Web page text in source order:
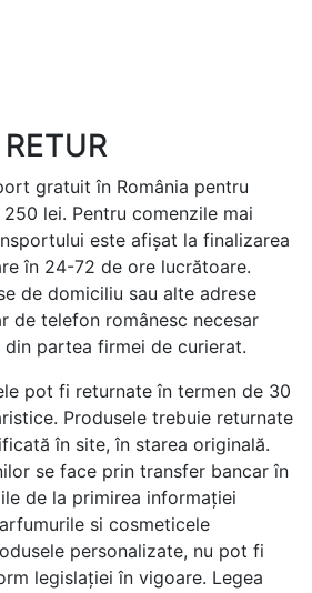
gratuit în România pentru
lei. Pentru comenzile mai
este afișat la finalizarea
în 24-72 de ore lucrătoare.
de domiciliu sau alte adrese
de telefon românesc necesar
partea firmei de curierat.
pot fi returnate în termen de 30
Produsele trebuie returnate
în site, în starea originală.
se face prin transfer bancar în
de la primirea informației
si cosmeticele
personalizate, nu pot fi
legislației în vigoare. Legea